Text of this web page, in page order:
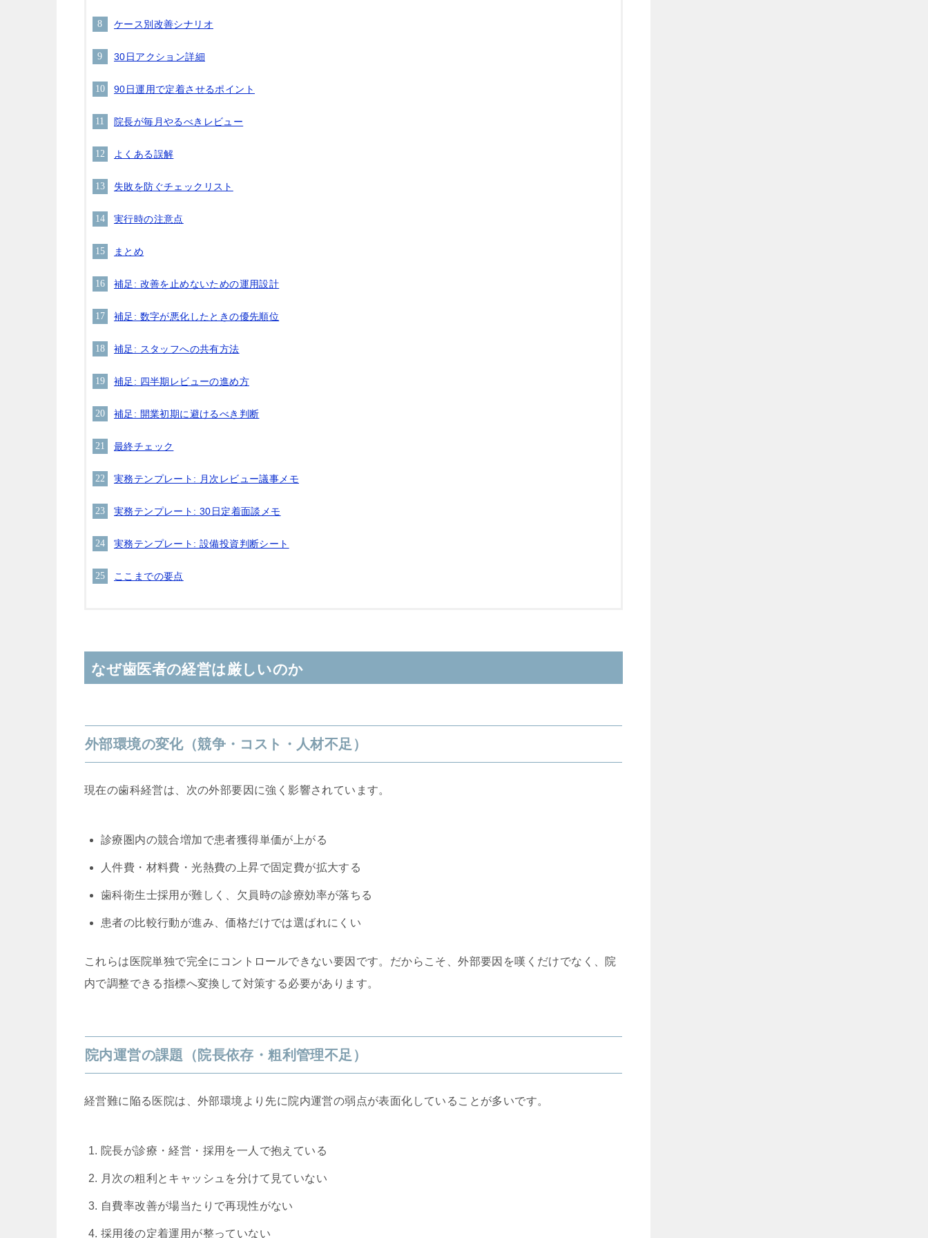
ケース別改善シナリオ
30日アクション詳細
90日運用で定着させるポイント
院長が毎月やるべきレビュー
よくある誤解
失敗を防ぐチェックリスト
実行時の注意点
まとめ
補足: 改善を止めないための運用設計
補足: 数字が悪化したときの優先順位
補足: スタッフへの共有方法
補足: 四半期レビューの進め方
補足: 開業初期に避けるべき判断
最終チェック
実務テンプレート: 月次レビュー議事メモ
実務テンプレート: 30日定着面談メモ
実務テンプレート: 設備投資判断シート
ここまでの要点
なぜ歯医者の経営は厳しいのか
外部環境の変化（競争・コスト・人材不足）
現在の歯科経営は、次の外部要因に強く影響されています。
診療圏内の競合増加で患者獲得単価が上がる
人件費・材料費・光熱費の上昇で固定費が拡大する
歯科衛生士採用が難しく、欠員時の診療効率が落ちる
患者の比較行動が進み、価格だけでは選ばれにくい
これらは医院単独で完全にコントロールできない要因です。だからこそ、外部要因を嘆くだけでなく、院
内で調整できる指標へ変換して対策する必要があります。
院内運営の課題（院長依存・粗利管理不足）
経営難に陥る医院は、外部環境より先に院内運営の弱点が表面化していることが多いです。
院長が診療・経営・採用を一人で抱えている
月次の粗利とキャッシュを分けて見ていない
自費率改善が場当たりで再現性がない
採用後の定着運用が整っていない